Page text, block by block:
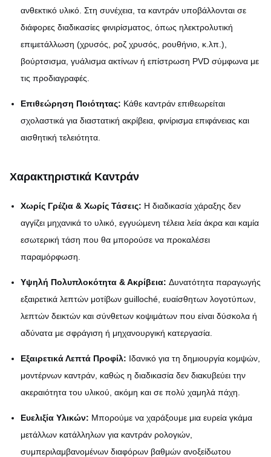
ανθεκτικό υλικό. Στη συνέχεια, τα καντράν υποβάλλονται σε
διάφορες διαδικασίες φινιρίσματος, όπως ηλεκτρολυτική
επιμετάλλωση (χρυσός, ροζ χρυσός, ρουθήνιο, κ.λπ.),
βούρτσισμα, γυάλισμα ακτίνων ή επίστρωση PVD σύμφωνα με
τις προδιαγραφές.
Επιθεώρηση Ποιότητας: Κάθε καντράν επιθεωρείται
σχολαστικά για διαστατική ακρίβεια, φινίρισμα επιφάνειας και
αισθητική τελειότητα.
Χαρακτηριστικά Καντράν
Χωρίς Γρέζια & Χωρίς Τάσεις: Η διαδικασία χάραξης δεν
αγγίζει μηχανικά το υλικό, εγγυώμενη τέλεια λεία άκρα και καμία
εσωτερική τάση που θα μπορούσε να προκαλέσει
παραμόρφωση.
Υψηλή Πολυπλοκότητα & Ακρίβεια: Δυνατότητα παραγωγής
εξαιρετικά λεπτών μοτίβων guilloché, ευαίσθητων λογοτύπων,
λεπτών δεικτών και σύνθετων κοψιμάτων που είναι δύσκολα ή
αδύνατα με σφράγιση ή μηχανουργική κατεργασία.
Εξαιρετικά Λεπτά Προφίλ: Ιδανικό για τη δημιουργία κομψών,
μοντέρνων καντράν, καθώς η διαδικασία δεν διακυβεύει την
ακεραιότητα του υλικού, ακόμη και σε πολύ χαμηλά πάχη.
Ευελιξία Υλικών: Μπορούμε να χαράξουμε μια ευρεία γκάμα
μετάλλων κατάλληλων για καντράν ρολογιών,
συμπεριλαμβανομένων διαφόρων βαθμών ανοξείδωτου